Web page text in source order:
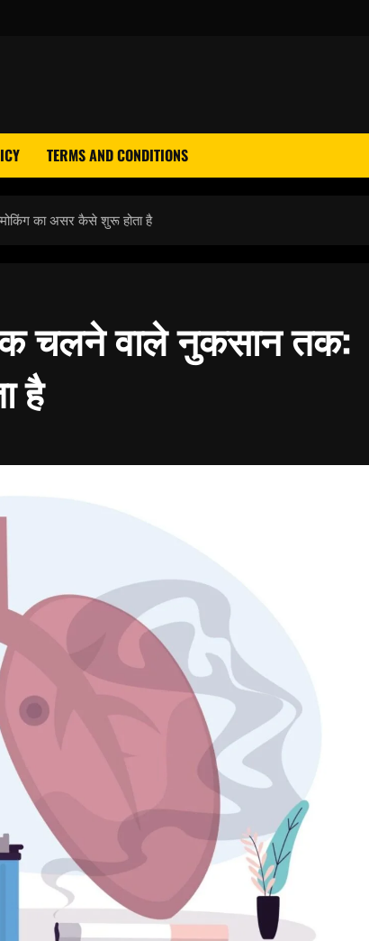
TERMS AND CONDITIONS
का असर कैसे शुरू होता है
चलने वाले नुकसान तक:
है